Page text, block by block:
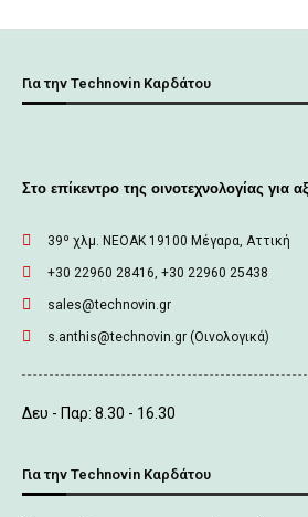
Για την Technovin Καρδάτου
Στο επίκεντρο της οινοτεχνολογίας για
39º χλμ. ΝΕΟΑΚ 19100 Mέγαρα, Αττική
+30 22960 28416, +30 22960 25438
sales@technovin.gr
s.anthis@technovin.gr (Οινολογικά)
Δευ - Παρ: 8.30 - 16.30
Για την Technovin Καρδάτου